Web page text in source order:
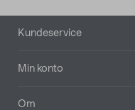
Bunntekst
Kundeservice
Min konto
Om